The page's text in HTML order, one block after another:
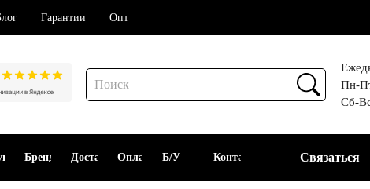
Гарантии Опт
Пн-
Сб-
Бренды ДоставкаОплата Б/У Контакты Связаться